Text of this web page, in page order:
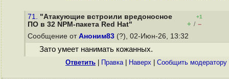
71. "Атакующие встроили вредоносное
ПО в 32 NPM-пакета Red Hat"
+1
+ / –
Сообщение от Аноним83 (?), 02-Июн-26, 13:32
Зато умеет нанимать кожанных.
Ответить Правка| Наверх Cообщить модератору